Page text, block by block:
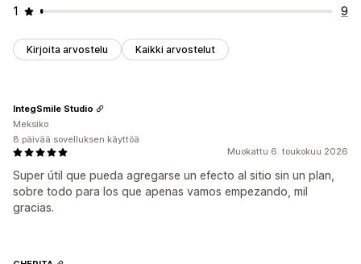
1
9
Kirjoita arvostelu Kaikki arvostelut
Muokattu 6. toukokuu 2026
Super útil que pueda agregarse un efecto al sitio sin un plan,
sobre todo para los que apenas vamos empezando, mil
gracias.
IntegSmile Studio
Meksiko
8 päivää sovelluksen käyttöä